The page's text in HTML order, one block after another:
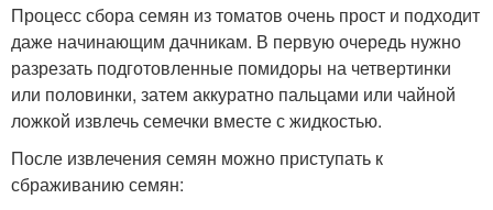
Процесс сбора семян из томатов очень прост и подходит
даже начинающим дачникам. В первую очередь нужно
разрезать подготовленные помидоры на четвертинки
или половинки, затем аккуратно пальцами или чайной
ложкой извлечь семечки вместе с жидкостью.
После извлечения семян можно приступать к
сбраживанию семян: